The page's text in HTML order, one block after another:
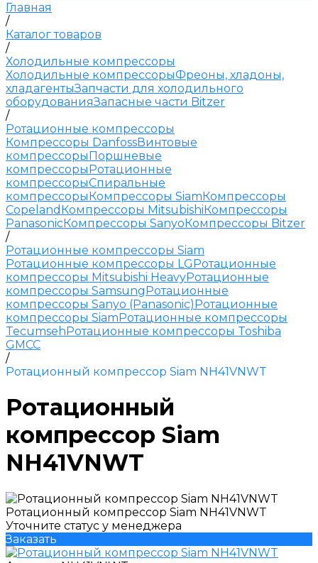
Главная
/
Каталог товаров
/
Холодильные компрессоры
Холодильные компрессорыФреоны, хладоны,
хладагентыЗапчасти для холодильного
оборудованияЗапасные части Bitzer
/
Ротационные компрессоры
Компрессоры DanfossВинтовые
компрессорыПоршневые
компрессорыРотационные
компрессорыСпиральные
компрессорыКомпрессоры SiamКомпрессоры
Copeland Компрессоры MitsubishiКомпрессоры
PanasonicКомпрессоры SanyoКомпрессоры Bitzer
/
Ротационные компрессоры Siam
Ротационные компрессоры LGРотационные
компрессоры Mitsubishi HeavyРотационные
компрессоры SamsungРотационные
компрессоры Sanyo (Panasonic)Ротационные
компрессоры SiamРотационные компрессоры
TecumsehРотационные компрессоры Toshiba
GMCC
/
Ротационный компрессор Siam NH41VNWT
Ротационный
компрессор Siam
NH41VNWT
Ротационный компрессор Siam NH41VNWT
Уточните статус у менеджера
Заказать